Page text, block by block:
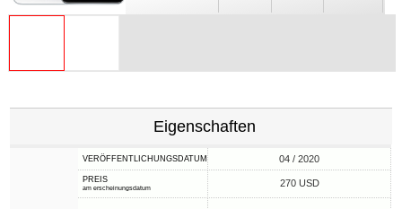
Eigenschaften
VERÖFFENTLICHUNGSDATUM 04 / 2020
PREIS
am erscheinungsdatum 270 USD